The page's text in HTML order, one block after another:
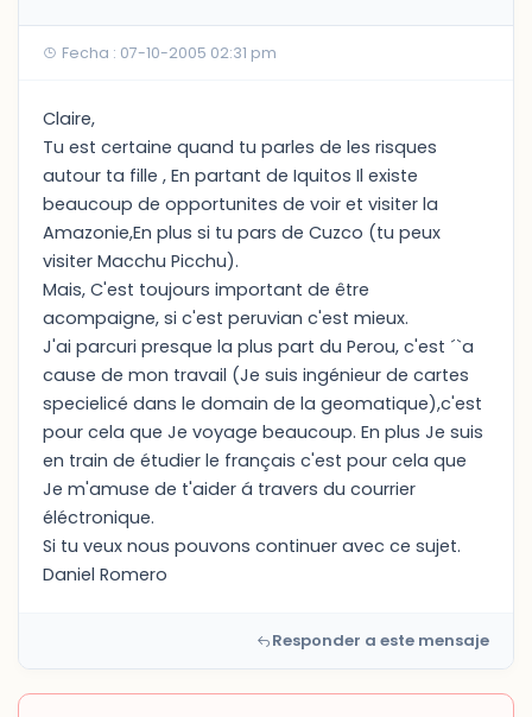
Fecha : 07-10-2005 02:31 pm
Claire,
Tu est certaine quand tu parles de les risques
autour ta fille , En partant de Iquitos Il existe
beaucoup de opportunites de voir et visiter la
Amazonie,En plus si tu pars de Cuzco (tu peux
visiter Macchu Picchu).
Mais, C'est toujours important de être
acompaigne, si c'est peruvian c'est mieux.
J'ai parcuri presque la plus part du Perou, c'est ´`a
cause de mon travail (Je suis ingénieur de cartes
specielicé dans le domain de la geomatique),c'est
pour cela que Je voyage beaucoup. En plus Je suis
en train de étudier le français c'est pour cela que
Je m'amuse de t'aider á travers du courrier
éléctronique.
Si tu veux nous pouvons continuer avec ce sujet.
Daniel Romero
Responder a este mensaje